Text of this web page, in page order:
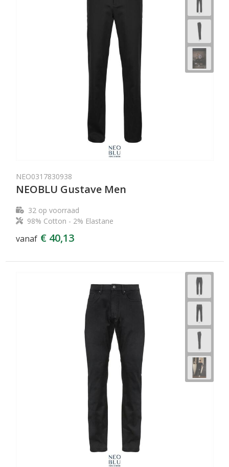
NEO0317830938
NEOBLU Gustave Men
32op voorraad
98% Cotton - 2% Elastane
vanaf € 40,13